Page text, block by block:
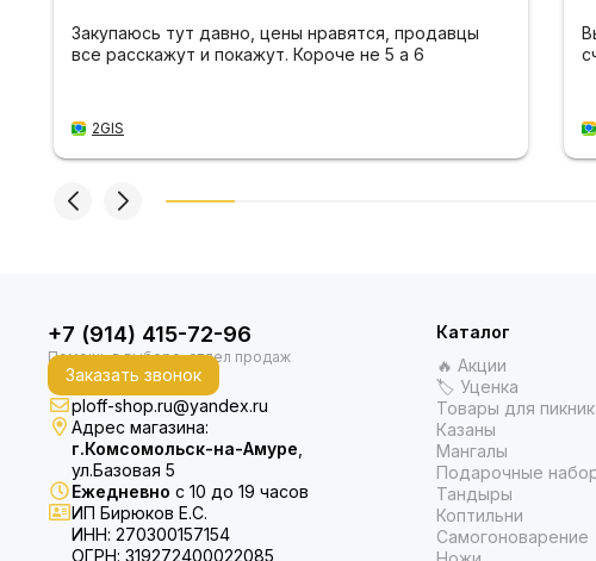
Закупаюсь тут давно, цены нравятся, продавцы
все расскажут и покажут. Короче не 5 а 6
2GIS
+7 (914) 415-72-96
Заказать звонок
ploff-shop.ru@yandex.ru
Адрес магазина:
г.Комсомольск-на-Амуре
ул.Базовая 5
Ежедневно с 10 до 19 часов
ИП Бирюков Е.С.
ИНН: 270300157154
ОГРН: 319272400022085
Каталог
🔥 Акции
🏷 Уценка
Товары для
Казаны
Мангалы
Подарочные
Тандыры
Коптильни
Самогоноварение